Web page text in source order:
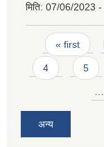
मिति: 07/06/2023
Pages
« first
4 5
…
अन्य